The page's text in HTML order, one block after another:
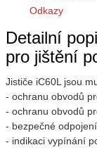
Odkazy
Detailní
pro jištění
Jističe iC60L jsou
- ochranu obvodů
- ochranu obvodů
- bezpečné
- indikaci vypínání